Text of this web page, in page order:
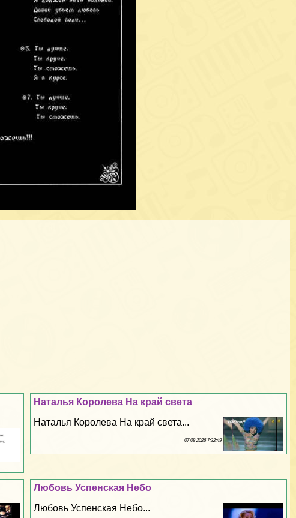
Наталья Королева На край света
Наталья Королева На край света...
07 08 2026 7:22:49
Любовь Успенская Небо
Любовь Успенская Небо...